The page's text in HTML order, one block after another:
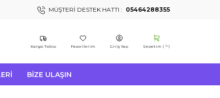
MÜŞTERI DESTEK HATTI : 05464288355
Kargo Takip Favorilerim Giriş Yap Sepetim ( 0 )
BIZE ULAŞIN